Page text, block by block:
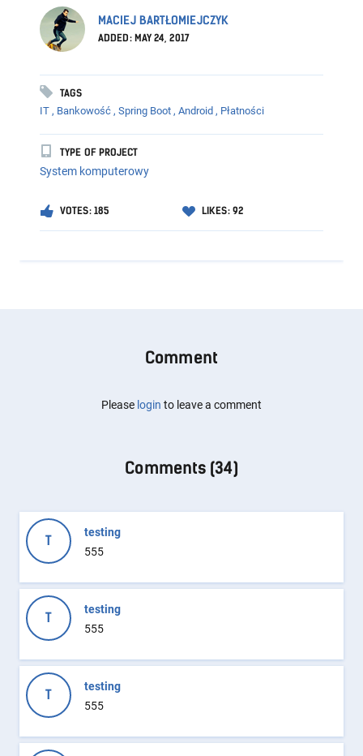
MACIEJ BARTŁOMIEJCZYK
ADDED: MAY 24, 2017
TAGS
IT , Bankowość , Spring Boot , Android , Płatności
TYPE OF PROJECT
System komputerowy
VOTES: 185 LIKES: 92
Comment
Please login to leave a comment
Comments (34)
T
testing
555
T
testing
555
T
testing
555